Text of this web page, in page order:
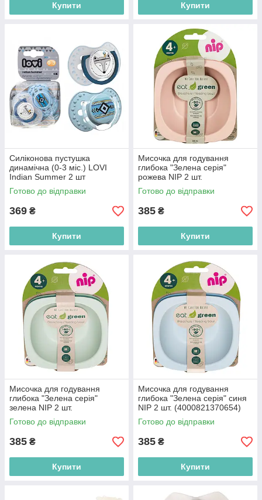
Купити Купити
Силіконова пустушка
динамічна (0-3 міс.) LOVI
Indian Summer 2 шт
(5903407228556)
Готово до відправки
369 ₴
Купити
Мисочка для годування
глибока "Зелена серія"
рожева NIP 2 шт.
(4000821370654)
Готово до відправки
385 ₴
Купити
Мисочка для годування
глибока "Зелена серія"
зелена NIP 2 шт.
(4000821370654)
Готово до відправки
385 ₴
Купити
Мисочка для годування
глибока "Зелена серія" синя
NIP 2 шт. (4000821370654)
Готово до відправки
385 ₴
Купити